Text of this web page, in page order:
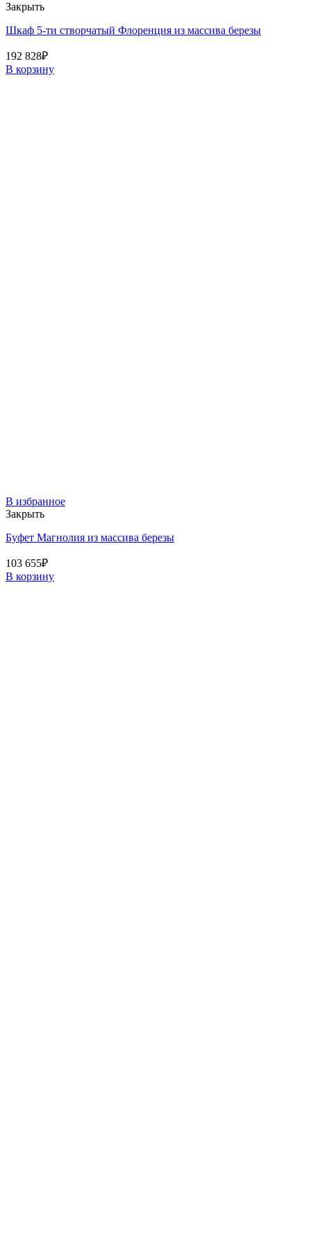
Закрыть
Шкаф 5-ти створчатый Флоренция из массива березы
192 828₽
В корзину
В избранное
Закрыть
Буфет Магнолия из массива березы
103 655₽
В корзину